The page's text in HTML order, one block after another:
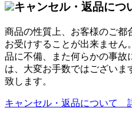
キャンセル・返品につ
商品の性質上、お客様のご都
お受けすることが出来ません
品に不備、また何らかの事故
は、大変お手数ではございま
致します。
キャンセル・返品について